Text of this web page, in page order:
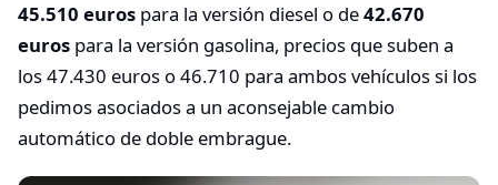
45.510 euros para la versión diesel o de42.670
euros para la versión gasolina, precios que suben a
los 47.430 euros o 46.710 para ambos vehículos si los
pedimos asociados a un aconsejable cambio
automático de doble embrague.